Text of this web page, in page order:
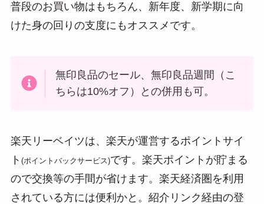
普段のお買い物はもちろん、新年度、新学期に向
けた身の回りの支度にもオススメです。
無印良品のセール、無印良品週間（こ
ちらは10%オフ）との併用も可。
楽天リーベイツは、楽天が運営するポイントサイ
ト (ポイントバックサービス)です。楽天ポイントが貯まる
ので交換等の手間が省けます。楽天経済圏を利用
されている方には便利かと。紹介リンク経由の登